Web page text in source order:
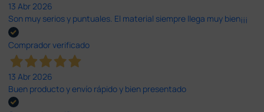
13 Abr 2026
Son muy serios y puntuales. El material siempre llega muy bien¡¡¡
Comprador verificado
13 Abr 2026
Buen producto y envío rápido y bien presentado